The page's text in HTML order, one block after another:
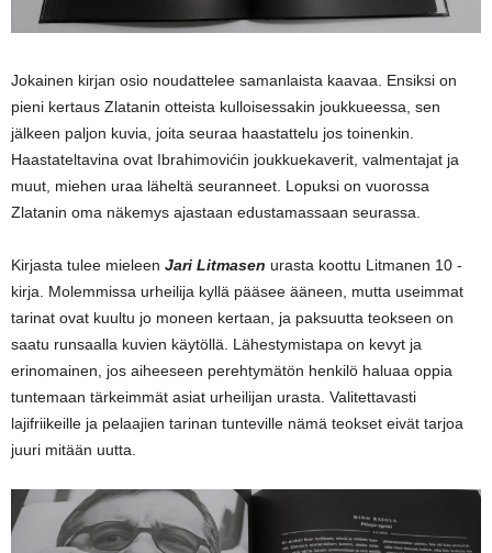
Jokainen kirjan osio noudattelee samanlaista kaavaa. Ensiksi on
pieni kertaus Zlatanin otteista kulloisessakin joukkueessa, sen
jälkeen paljon kuvia, joita seuraa haastattelu jos toinenkin.
Haastateltavina ovat Ibrahimovićin joukkuekaverit, valmentajat ja
muut, miehen uraa läheltä seuranneet. Lopuksi on vuorossa
Zlatanin oma näkemys ajastaan edustamassaan seurassa.
Kirjasta tulee mieleen Jari Litmasen urasta koottu Litmanen 10 -
kirja. Molemmissa urheilija kyllä pääsee ääneen, mutta useimmat
tarinat ovat kuultu jo moneen kertaan, ja paksuutta teokseen on
saatu runsaalla kuvien käytöllä. Lähestymistapa on kevyt ja
erinomainen, jos aiheeseen perehtymätön henkilö haluaa oppia
tuntemaan tärkeimmät asiat urheilijan urasta. Valitettavasti
lajifriikeille ja pelaajien tarinan tunteville nämä teokset eivät tarjoa
juuri mitään uutta.